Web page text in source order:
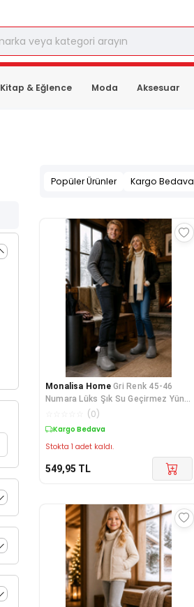
Kitap & Eğlence Moda Aksesuar
Popüler Ürünler Kargo Bedava
Monalisa Home Gri Renk 45-46
Numara Lüks Şık Su Geçirmez Yünlü
Kısa Çizme(0)
Kargo Bedava
Stokta 1 adet kaldı.
549,95 TL